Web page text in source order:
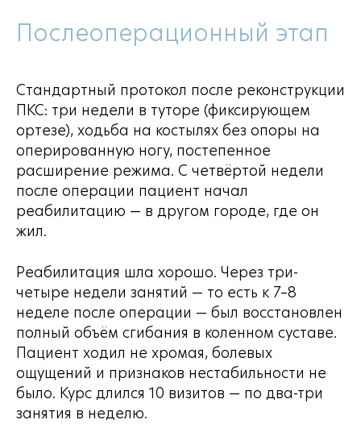
Послеоперационный этап
Стандартный протокол после реконструкции
ПКС: три недели в туторе (фиксирующем
ортезе), ходьба на костылях без опоры на
оперированную ногу, постепенное
расширение режима. С четвёртой недели
после операции пациент начал
реабилитацию — в другом городе, где он
жил.
Реабилитация шла хорошо. Через три-
четыре недели занятий — то есть к 7–8
неделе после операции — был восстановлен
полный объём сгибания в коленном суставе.
Пациент ходил не хромая, болевых
ощущений и признаков нестабильности не
было. Курс длился 10 визитов — по два-три
занятия в неделю.